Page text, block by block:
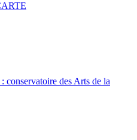
conservatoire des Arts de la